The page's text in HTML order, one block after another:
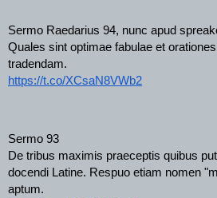
Sermo Raedarius 94, nunc apud
Quales sint optimae fabulae et
tradendam.
https://t.co/XCsaN8VWb2
Sermo 93
De tribus maximis praeceptis quibus
docendi Latine. Respuo etiam nomen
aptum.